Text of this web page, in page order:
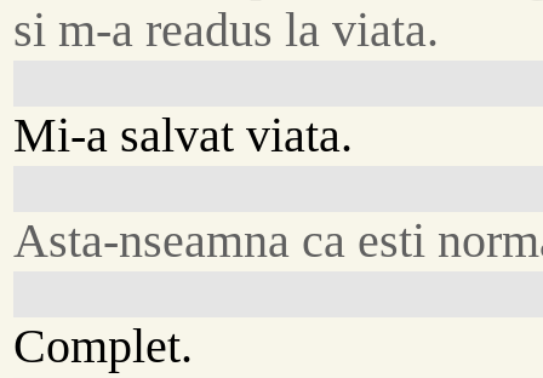
si m-a readus la viata.
Mi-a salvat viata.
Asta-nseamna ca esti
Complet.